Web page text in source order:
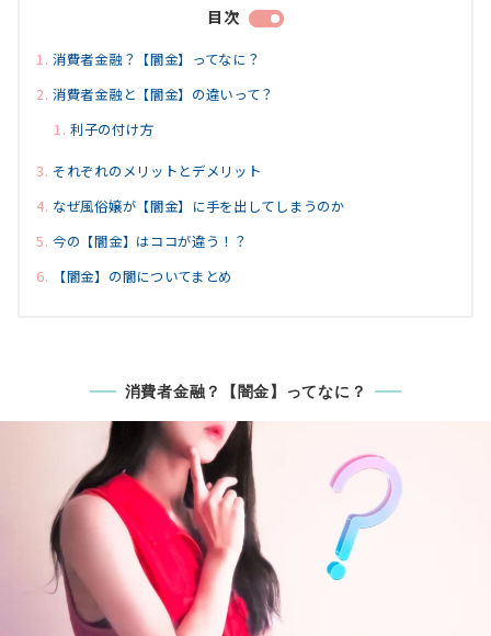
目次
消費者金融？【闇金】ってなに？
消費者金融と【闇金】の違いって？
利子の付け方
それぞれのメリットとデメリット
なぜ風俗嬢が【闇金】に手を出してしまうのか
今の【闇金】はココが違う！？
【闇金】の闇についてまとめ
消費者金融？【闇金】ってなに？